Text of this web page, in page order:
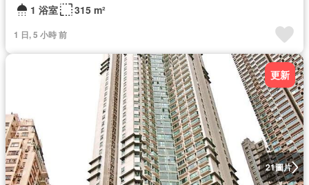
1 浴室 315 m²
1 日, 5 小時 前
21圖片
更新